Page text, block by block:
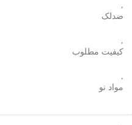
,
ضدلک
,
کیفیت مطلوب
,
مواد نو